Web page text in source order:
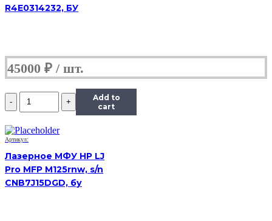
R4E0314232, БУ
45000 ₽
Количество
МФУ
LaserJet
3055,
(Б/
У)
Add to
cart
Артикул:
Лазерное МФУ HP LJ
Pro MFP M125rnw, s/n
CNB7J15DGD, бу